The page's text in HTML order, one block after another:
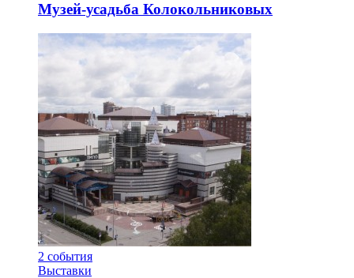
Музей-усадьба Колокольниковых
2 события
Выставки